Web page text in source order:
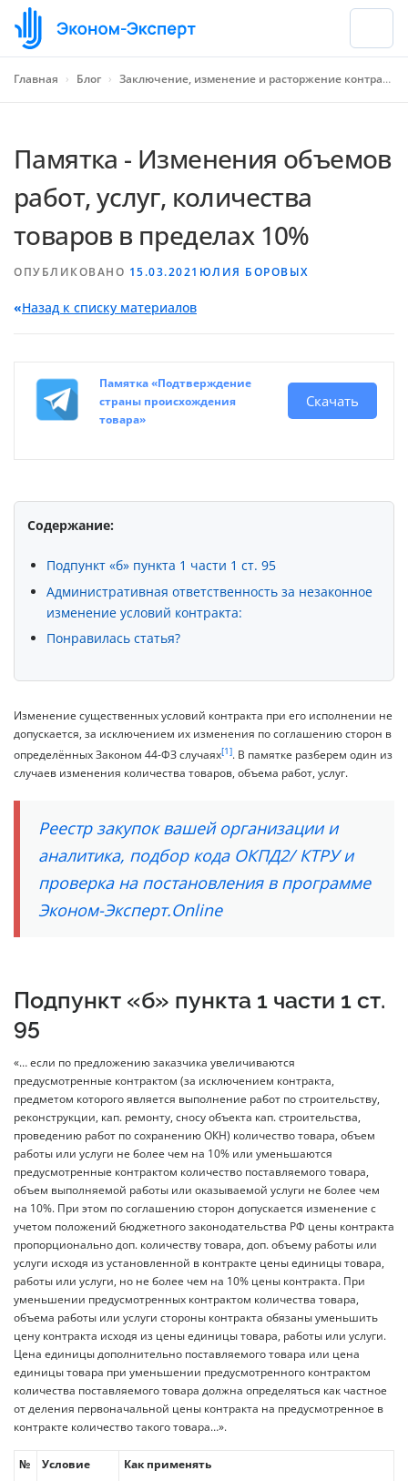
Главная › Блог › Заключение, изменение и расторжение контракта
Памятка - Изменения объемов
работ, услуг, количества
товаров в пределах 10%
ОПУБЛИКОВАНО 15.03.2021 ЮЛИЯ БОРОВЫХ
«Назад к списку материалов
Памятка «Подтверждение
страны происхождения
товара»
Скачать
Содержание:
Подпункт «б» пункта 1 части 1 ст. 95
Административная ответственность за незаконное
изменение условий контракта:
Понравилась статья?
Изменение существенных условий контракта при его исполнении не
допускается, за исключением их изменения по соглашению сторон в
определённых Законом 44-ФЗ случаях[1]. В памятке разберем один из
случаев изменения количества товаров, объема работ, услуг.
Реестр закупок вашей организации и
аналитика, подбор кода ОКПД2/ КТРУ и
проверка на постановления в программе
Эконом-Эксперт.Online
Подпункт «б» пункта 1 части 1 ст.
95
«… если по предложению заказчика увеличиваются
предусмотренные контрактом (за исключением контракта,
предметом которого является выполнение работ по строительству,
реконструкции, кап. ремонту, сносу объекта кап. строительства,
проведению работ по сохранению ОКН) количество товара, объем
работы или услуги не более чем на 10% или уменьшаются
предусмотренные контрактом количество поставляемого товара,
объем выполняемой работы или оказываемой услуги не более чем
на 10%. При этом по соглашению сторон допускается изменение с
учетом положений бюджетного законодательства РФ цены контракта
пропорционально доп. количеству товара, доп. объему работы или
услуги исходя из установленной в контракте цены единицы товара,
работы или услуги, но не более чем на 10% цены контракта. При
уменьшении предусмотренных контрактом количества товара,
объема работы или услуги стороны контракта обязаны уменьшить
цену контракта исходя из цены единицы товара, работы или услуги.
Цена единицы дополнительно поставляемого товара или цена
единицы товара при уменьшении предусмотренного контрактом
количества поставляемого товара должна определяться как частное
от деления первоначальной цены контракта на предусмотренное в
контракте количество такого товара…».
№ Условие Как применять